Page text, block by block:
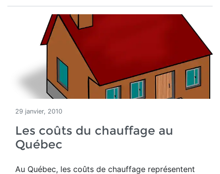
29 janvier, 2010
Les coûts du chauffage au
Québec
Au Québec, les coûts de chauffage représentent